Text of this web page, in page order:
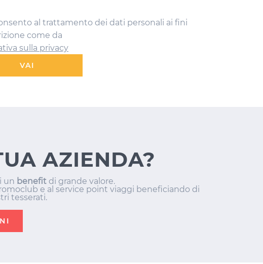
al trattamento dei dati personali ai fini
come da
sulla privacy
VAI
AZIENDA?
un benefit di grande valore.
e al service point viaggi beneficiando di
tesserati.